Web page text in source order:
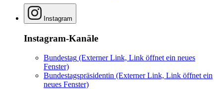
Instagram
Instagram-Kanäle
Bundestag (Externer Link, Link öffnet ein neues
Fenster)
Bundestagspräsidentin (Externer Link, Link öffnet ein
neues Fenster)